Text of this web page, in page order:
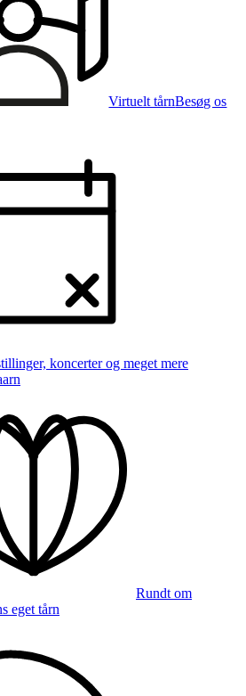
Virtuelt tårnBesøg os
koncerter og meget mere
Rundt om
eget tårn